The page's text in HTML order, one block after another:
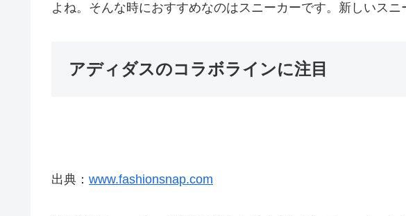
よね。そんな時におすすめなのはスニーカーです。新しいス
アディダスのコラボラインに注目
出典： www.fashionsnap.com